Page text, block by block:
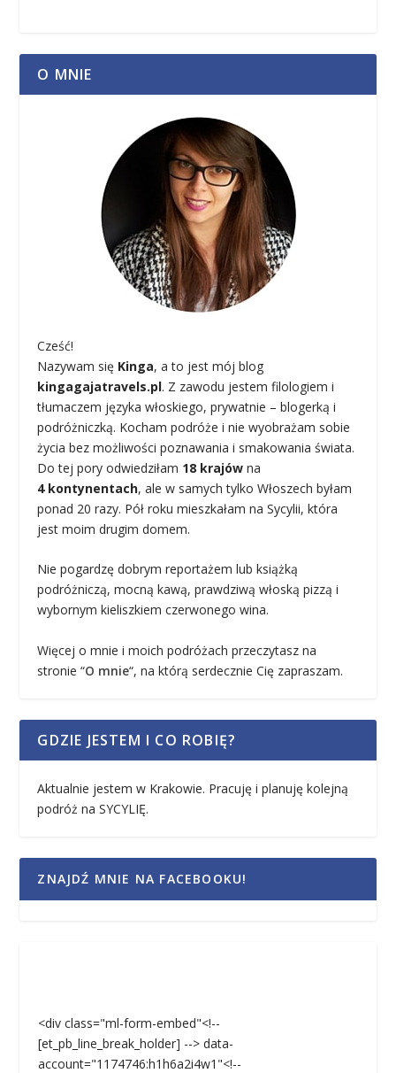
O MNIE
Cześć!
Nazywam się Kinga, a to jest mój blog
kingagajatravels.pl. Z zawodu jestem filologiem i
tłumaczem języka włoskiego, prywatnie – blogerką i
podróżniczką. Kocham podróże i nie wyobrażam sobie
życia bez możliwości poznawania i smakowania świata.
Do tej pory odwiedziłam 18 krajów na
4 kontynentach, ale w samych tylko Włoszech byłam
ponad 20 razy. Pół roku mieszkałam na Sycylii, która
jest moim drugim domem.
Nie pogardzę dobrym reportażem lub książką
podróżniczą, mocną kawą, prawdziwą włoską pizzą i
wybornym kieliszkiem czerwonego wina.
Więcej o mnie i moich podróżach przeczytasz na
stronie “O mnie“, na którą serdecznie Cię zapraszam.
GDZIE JESTEM I CO ROBIĘ?
Aktualnie jestem w Krakowie. Pracuję i planuję kolejną
podróż na SYCYLIĘ.
ZNAJDŹ MNIE NA FACEBOOKU!
<div class="ml-form-embed"<!--
[et_pb_line_break_holder] --> data-
account="1174746:h1h6a2i4w1"<!--